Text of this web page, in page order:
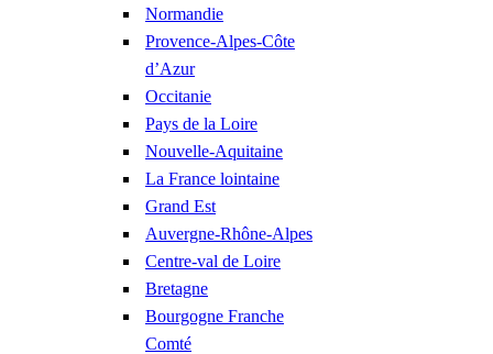
Normandie
Provence-Alpes-Côte
d’Azur
Occitanie
Pays de la Loire
Nouvelle-Aquitaine
La France lointaine
Grand Est
Auvergne-Rhône-Alpes
Centre-val de Loire
Bretagne
Bourgogne Franche
Comté